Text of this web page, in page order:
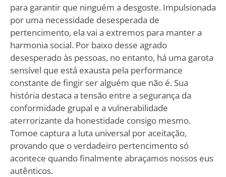
para garantir que ninguém a desgoste. Impulsionada
por uma necessidade desesperada de
pertencimento, ela vai a extremos para manter a
harmonia social. Por baixo desse agrado
desesperado às pessoas, no entanto, há uma garota
sensível que está exausta pela performance
constante de fingir ser alguém que não é. Sua
história destaca a tensão entre a segurança da
conformidade grupal e a vulnerabilidade
aterrorizante da honestidade consigo mesmo.
Tomoe captura a luta universal por aceitação,
provando que o verdadeiro pertencimento só
acontece quando finalmente abraçamos nossos eus
autênticos.